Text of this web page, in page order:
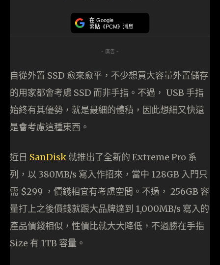
在 Google
緊貼《PCM》消息
- 廣告 -
自從外置 SSD 愈來愈平，不少想買大容量外置儲存
的用家都會考慮 SSD 而非手指。不過， USB 手指
始終有其優勢，就是最細的體積，因此想細又快還
是會考慮這種東西。
近日 SanDisk 就推出了全新的 Extreme Pro 系
列，以 380MB/s 寫入作招來，當中 128GB 入門只
需 $299 ，價錢相宜有考慮空間。不過， 256GB 容
量打上之後價錢就跟大品牌達到 1,000MB/s 寫入的
產品價錢相似，性價比就大大降低，不過勝在手指
Size 有 1TB 容量。